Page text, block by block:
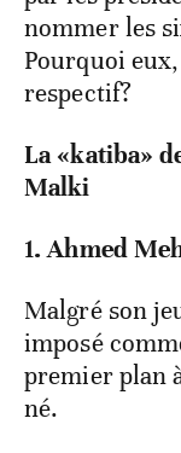
nommer les
Pourquoi
respectif?
La «katiba»
Malki
1. Ahmed
Malgré son
imposé
premier plan
né.